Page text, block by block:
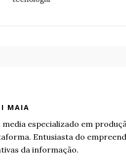
MAIA
especializado em
Entusiasta do
da informação.